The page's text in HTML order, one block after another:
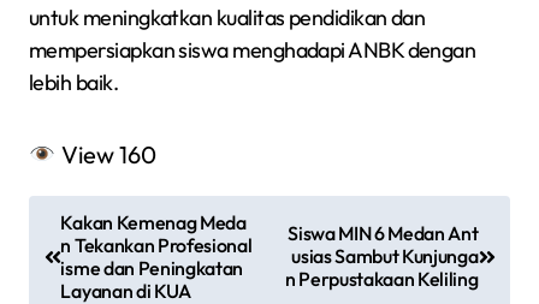
untuk meningkatkan kualitas pendidikan dan
mempersiapkan siswa menghadapi ANBK dengan
lebih baik.
View160
a
Kakan Kemenag Meda
n Tekankan Profesional
isme dan Peningkatan
Layanan di KUA
Siswa MIN 6 Medan Ant
usias Sambut Kunjunga
n Perpustakaan Keliling